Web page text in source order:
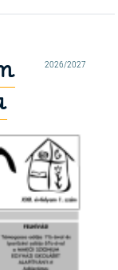
2026/2027